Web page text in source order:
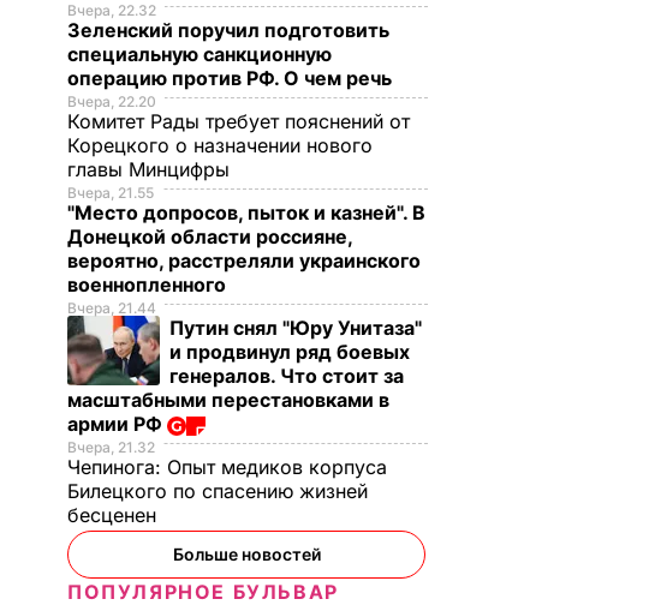
Вчера, 22.32
Зеленский поручил подготовить
специальную санкционную
операцию против РФ. О чем речь
Вчера, 22.20
Комитет Рады требует пояснений от
Корецкого о назначении нового
главы Минцифры
Вчера, 21.55
"Место допросов, пыток и казней". В
Донецкой области россияне,
вероятно, расстреляли украинского
военнопленного
Вчера, 21.44
Путин снял "Юру Унитаза"
и продвинул ряд боевых
генералов. Что стоит за
масштабными перестановками в
армии РФ
Вчера, 21.32
Чепинога: Опыт медиков корпуса
Билецкого по спасению жизней
бесценен
Больше новостей
ПОПУЛЯРНОЕ БУЛЬВАР